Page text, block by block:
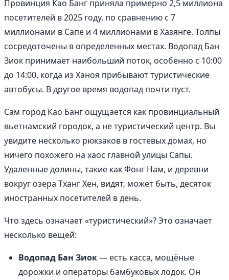
Провинция Као Банг приняла примерно 2,5 миллиона
посетителей в 2025 году, по сравнению с 7
миллионами в Сапе и 4 миллионами в Хазянге. Толпы
сосредоточены в определенных местах. Водопад Бан
Зиок принимает наибольший поток, особенно с 10:00
до 14:00, когда из Ханоя прибывают туристические
автобусы. В другое время водопад почти пуст.
Сам город Као Банг ощущается как провинциальный
вьетнамский городок, а не туристический центр. Вы
увидите несколько рюкзаков в гостевых домах, но
ничего похожего на хаос главной улицы Сапы.
Удаленные долины, такие как Фонг Нам, и деревни
вокруг озера Тханг Хен, видят, может быть, десяток
иностранных посетителей в день.
Что здесь означает «туристический»? Это означает
несколько вещей:
Водопад Бан Зиок— есть касса, мощёные
дорожки и операторы бамбуковых лодок. Он